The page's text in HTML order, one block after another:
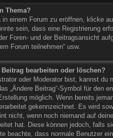
Thema?
in einem Forum zu eröffnen, klicke
sein, dass eine Registrierung
Foren- und der Beitragsansicht
Forum teilnehmen“ usw.
bearbeiten oder löschen?
oder Moderator bist, kannst du
„Ändere Beitrag“-Symbol für den
möglich. Wenn bereits
gekennzeichnet. Es wird
nicht, wenn noch niemand auf
hat. Diese können jedoch, falls
beachte, dass normale Benutzer